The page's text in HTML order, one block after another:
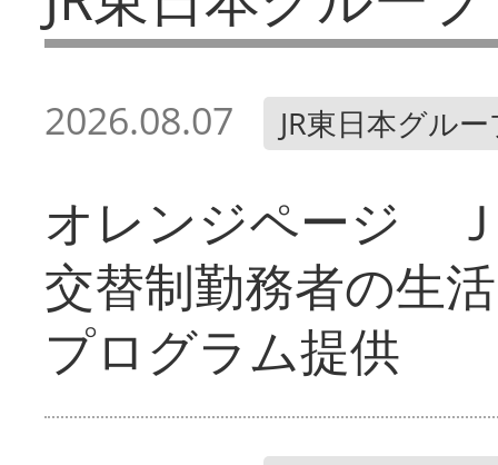
2026.08.07 JR東日本グル
オレンジページ
交替制勤務者の生
プログラム提供